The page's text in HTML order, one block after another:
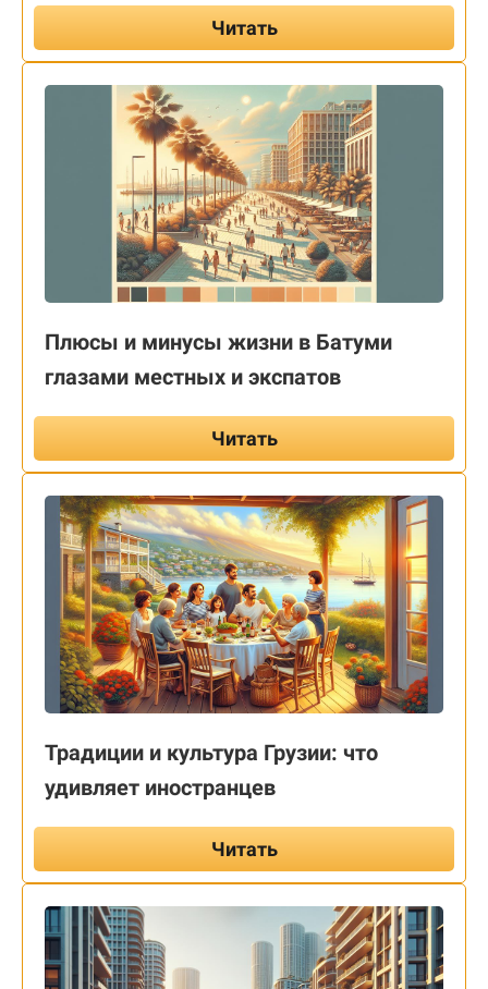
Читать
Плюсы и минусы жизни в Батуми
глазами местных и экспатов
Читать
Традиции и культура Грузии: что
удивляет иностранцев
Читать